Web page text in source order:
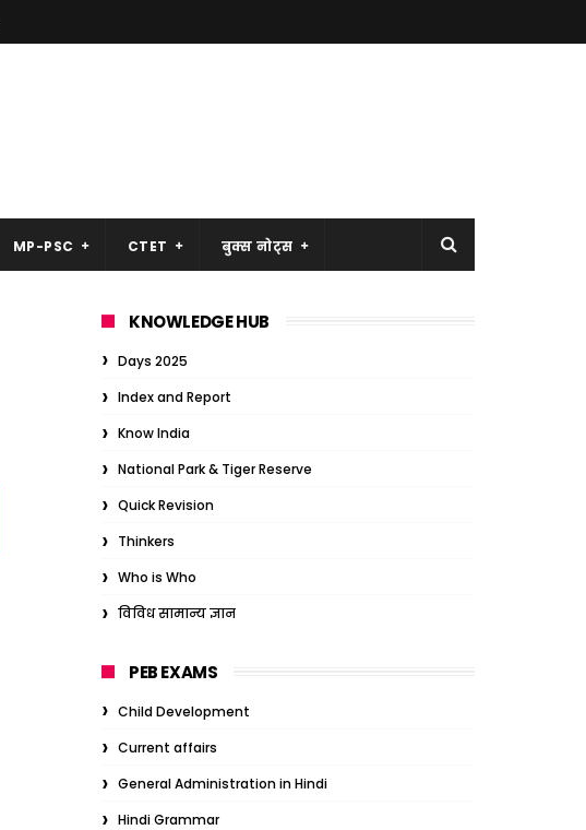
MP-PSC CTET बुक्स नोट्स
KNOWLEDGE HUB
Days 2025
Index and Report
Know India
National Park & Tiger Reserve
Quick Revision
Thinkers
Who is Who
विविध सामान्य ज्ञान
PEB EXAMS
Child Development
Current affairs
General Administration in Hindi
Hindi Grammar